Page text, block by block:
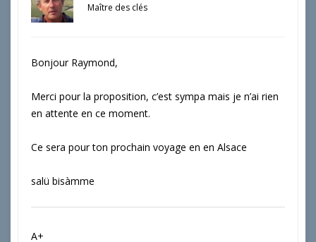
Maître des clés
Bonjour Raymond,
Merci pour la proposition, c’est sympa mais je n’ai rien
en attente en ce moment.
Ce sera pour ton prochain voyage en en Alsace
salü bisàmme
A+